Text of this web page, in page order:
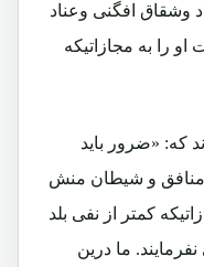
وشقاق افگنی وعناد
او را به مجازاتیکه
که: «ضرور باید
و شیطان منش
کمتر از نفی بلد
ما درین